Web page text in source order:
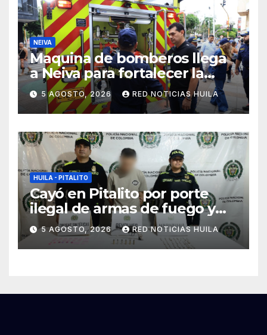
NEIVA
Maquina de bomberos llega
a Neiva para fortalecer la
asistencia en las
emergencias ocasionadas
por el fenómeno del niño
5 AGOSTO, 2026 RED NOTICIAS HUILA
HUILA - PITALITO
Cayó en Pitalito por porte
ilegal de armas de fuego y
tráfico de estupefacientes
5 AGOSTO, 2026 RED NOTICIAS HUILA